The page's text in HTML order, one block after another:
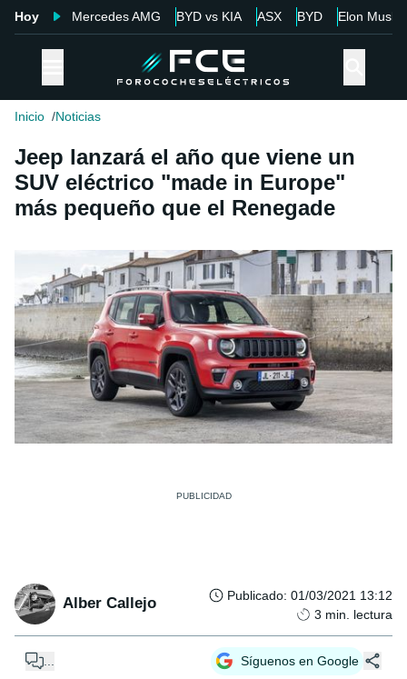
Hoy Mercedes AMG BYD vs KIA ASX BYD Elon Musk
Inicio Noticias
Jeep lanzará el año que viene un
SUV eléctrico "made in Europe"
más pequeño que el Renegade
Alber Callejo Publicado: 01/03/2021 13:12
3 min. lectura
Síguenos en Google